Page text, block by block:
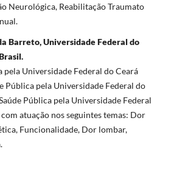
Neurológica, Reabilitação Traumato
Barreto, Universidade Federal do
pela Universidade Federal do Ceará
Pública pela Universidade Federal do
Pública pela Universidade Federal
atuação nos seguintes temas: Dor
Funcionalidade, Dor lombar,